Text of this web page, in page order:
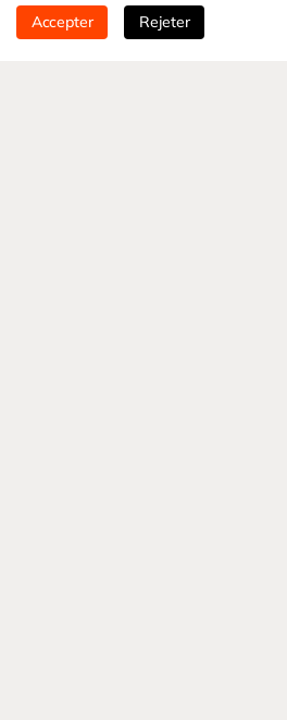
Accepter Rejeter